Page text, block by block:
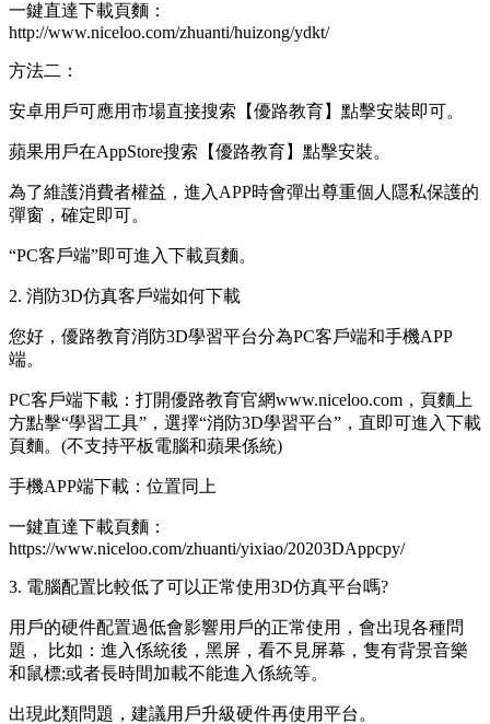
一鍵直達下載頁麵：
http://www.niceloo.com/zhuanti/huizong/ydkt/
方法二：
安卓用戶可應用市場直接搜索【優路教育】點擊安裝即可。
蘋果用戶在AppStore搜索【優路教育】點擊安裝。
為了維護消費者權益，進入APP時會彈出尊重個人隱私保護的
彈窗，確定即可。
“PC客戶端”即可進入下載頁麵。
2. 消防3D仿真客戶端如何下載
您好，優路教育消防3D學習平台分為PC客戶端和手機APP
端。
PC客戶端下載：打開優路教育官網www.niceloo.com，頁麵上
方點擊“學習工具”，選擇“消防3D學習平台”，直即可進入下載
頁麵。(不支持平板電腦和蘋果係統)
手機APP端下載：位置同上
一鍵直達下載頁麵：
https://www.niceloo.com/zhuanti/yixiao/20203DAppcpy/
3. 電腦配置比較低了可以正常使用3D仿真平台嗎?
用戶的硬件配置過低會影響用戶的正常使用，會出現各種問
題， 比如：進入係統後，黑屏，看不見屏幕，隻有背景音樂
和鼠標;或者長時間加載不能進入係統等。
出現此類問題，建議用戶升級硬件再使用平台。